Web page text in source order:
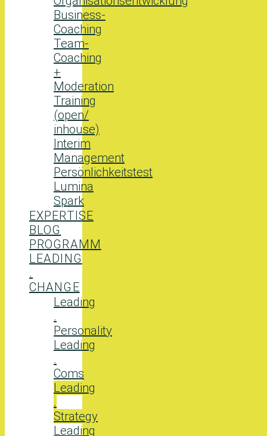
Business-
Coaching
Team-
Coaching
+
Moderation
Training
(open/
inhouse)
Interim
Management
Persönlichkeitstest
Lumina
Spark
EXPERTISE
BLOG
PROGRAMM
LEADING
.
CHANGE
Leading
.
Personality
Leading
.
Coms
Leading
.
Strategy
Leading